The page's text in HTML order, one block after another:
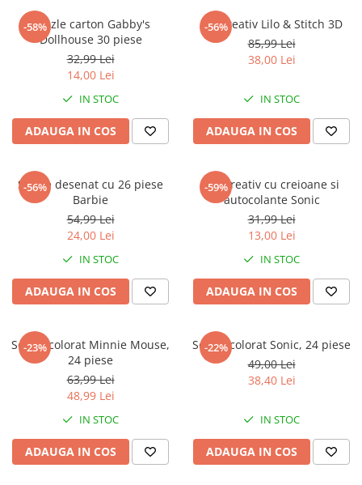
-58%
Puzzle carton Gabby's
Dollhouse 30 piese
32,99 Lei
14,00 Lei
IN STOC
ADAUGA IN COS
-56%
Set creativ Lilo & Stitch 3D
85,99 Lei
38,00 Lei
IN STOC
ADAUGA IN COS
-56%
Set de desenat cu 26 piese
Barbie
54,99 Lei
24,00 Lei
IN STOC
ADAUGA IN COS
-59%
Set creativ cu creioane si
autocolante Sonic
31,99 Lei
13,00 Lei
IN STOC
ADAUGA IN COS
-23%
Set de colorat Minnie Mouse,
24 piese
63,99 Lei
48,99 Lei
IN STOC
ADAUGA IN COS
-22%
Set de colorat Sonic, 24 piese
49,00 Lei
38,40 Lei
IN STOC
ADAUGA IN COS